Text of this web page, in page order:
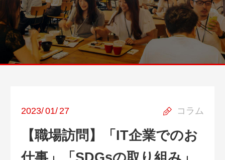
コラム
2023/01/27
【職場訪問】「IT企業でのお